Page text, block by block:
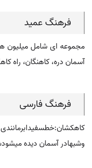
فرهنگ عمید
مجموعه ای شامل میلیون
آسمان دره، کاهنگان، راه
فرهنگ فارسی
وشبهادر آسمان دیده